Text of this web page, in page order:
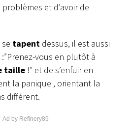
et d’avoir de
tapent dessus, il est aussi
vous en plutôt à
taille !” et de s’enfuir en
la panique , orientant la
différent.
Ad by Refinery89